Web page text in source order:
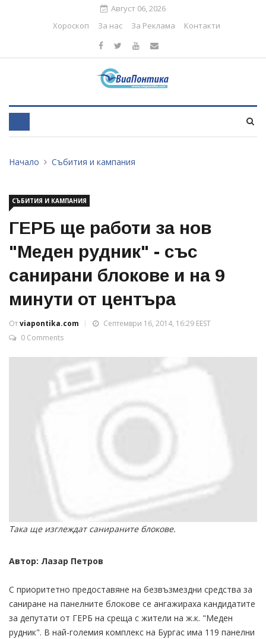
Август 06, 2026
Хороскоп
За нас За Реклама Контакти
Начало Събития и кампания
СЪБИТИЯ И КАМПАНИЯ
ГЕРБ ще работи за нов
"Меден рудник" - със
санирани блокове и на 9
минути от центъра
Отviapontika.com
Септември 16, 2014, 16:29 EEST
0 Comments
Така ще изглеждат санираните блокове.
Автор: Лазар Петров
С приоритетно предоставяне на безвъзмездни средства за
саниране на панелните блокове се ангажираха кандидатите
за депутати от ГЕРБ на среща с жители на ж.к. "Меден
рудник". В най-големия комплекс на Бургас има 119 панелни